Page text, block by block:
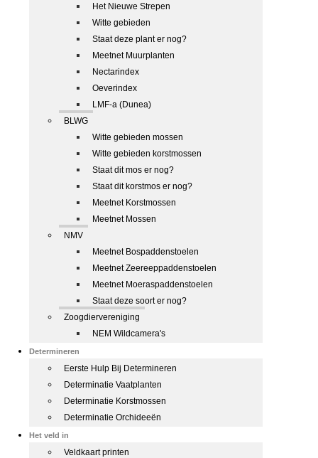
Het Nieuwe Strepen
Witte gebieden
Staat deze plant er nog?
Meetnet Muurplanten
Nectarindex
Oeverindex
LMF-a (Dunea)
BLWG
Witte gebieden mossen
Witte gebieden korstmossen
Staat dit mos er nog?
Staat dit korstmos er nog?
Meetnet Korstmossen
Meetnet Mossen
NMV
Meetnet Bospaddenstoelen
Meetnet Zeereeppaddenstoelen
Meetnet Moeraspaddenstoelen
Staat deze soort er nog?
Zoogdiervereniging
NEM Wildcamera's
Determineren
Eerste Hulp Bij Determineren
Determinatie Vaatplanten
Determinatie Korstmossen
Determinatie Orchideeën
Het veld in
Veldkaart printen